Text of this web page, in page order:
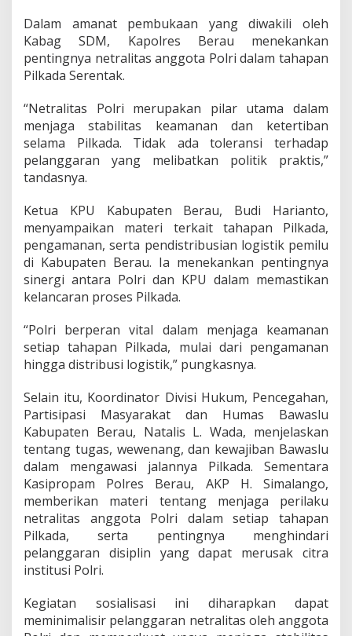
d
a
l
a
a
i
l
k
a
d
a
S
r
e
n
t
k
d
i
B
e
r
Dalam amanat pembukaan yang diwakili oleh
Kabag SDM, Kapolres Berau menekankan
pentingnya netralitas anggota Polri dalam tahapan
Pilkada Serentak.
“Netralitas Polri merupakan pilar utama dalam
menjaga stabilitas keamanan dan ketertiban
selama Pilkada. Tidak ada toleransi terhadap
pelanggaran yang melibatkan politik praktis,”
tandasnya.
Ketua KPU Kabupaten Berau, Budi Harianto,
menyampaikan materi terkait tahapan Pilkada,
pengamanan, serta pendistribusian logistik pemilu
di Kabupaten Berau. Ia menekankan pentingnya
sinergi antara Polri dan KPU dalam memastikan
kelancaran proses Pilkada.
“Polri berperan vital dalam menjaga keamanan
setiap tahapan Pilkada, mulai dari pengamanan
hingga distribusi logistik,” pungkasnya.
Selain itu, Koordinator Divisi Hukum, Pencegahan,
Partisipasi Masyarakat dan Humas Bawaslu
Kabupaten Berau, Natalis L. Wada, menjelaskan
tentang tugas, wewenang, dan kewajiban Bawaslu
dalam mengawasi jalannya Pilkada. Sementara
Kasipropam Polres Berau, AKP H. Simalango,
memberikan materi tentang menjaga perilaku
netralitas anggota Polri dalam setiap tahapan
Pilkada, serta pentingnya menghindari
pelanggaran disiplin yang dapat merusak citra
institusi Polri.
Kegiatan sosialisasi ini diharapkan dapat
meminimalisir pelanggaran netralitas oleh anggota